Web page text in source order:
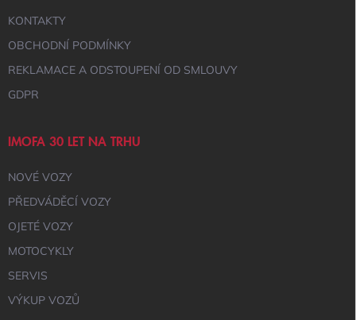
KONTAKTY
OBCHODNÍ PODMÍNKY
REKLAMACE A ODSTOUPENÍ OD SMLOUVY
GDPR
IMOFA 30 LET NA TRHU
NOVÉ VOZY
PŘEDVÁDĚCÍ VOZY
OJETÉ VOZY
MOTOCYKLY
SERVIS
VÝKUP VOZŮ